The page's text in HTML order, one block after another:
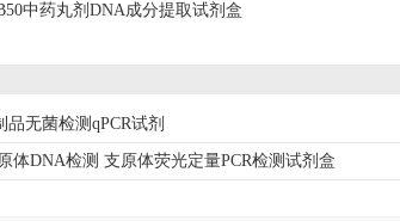
中药丸剂DNA成分提取试剂盒
无菌检测qPCR试剂
体DNA检测 支原体荧光定量PCR检测试剂盒